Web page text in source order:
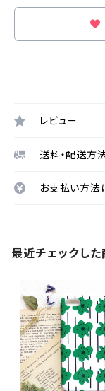
レビュー
送料・配送方
お支払い方法
最近チェックした